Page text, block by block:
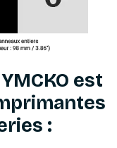
est
: